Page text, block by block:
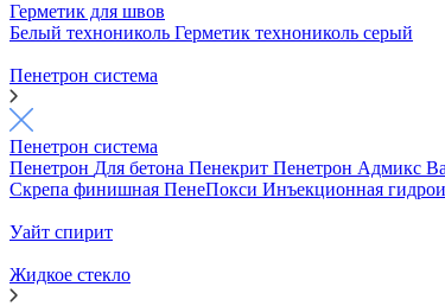
Герметик для швов
Белый технониколь Герметик технониколь серый
Пенетрон система
Пенетрон система
Пенетрон Для бетона Пенекрит Пенетрон Адмикс
Скрепа финишная ПенеПокси Инъекционная
Уайт спирит
Жидкое стекло